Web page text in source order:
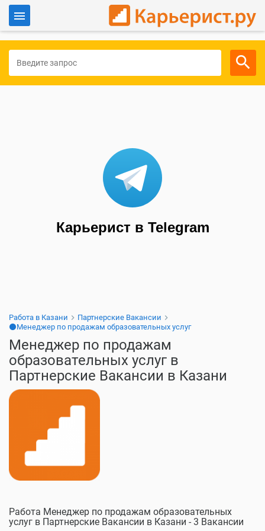
Для работодателей
Карьерист в Telegram
Работа в Казани
Партнерские Вакансии
⚫Менеджер по продажам образовательных услуг
Менеджер по продажам
образовательных услуг в
Партнерские Вакансии в Казани
Работа Менеджер по продажам образовательных
услуг в Партнерские Вакансии в Казани - 3 Вакансии